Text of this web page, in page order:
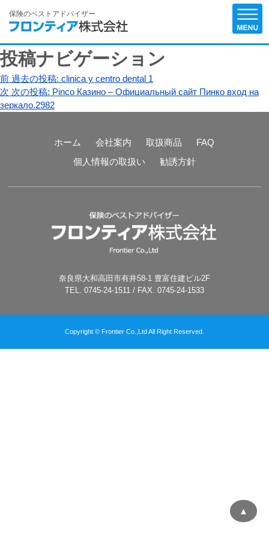
保険のベストアドバイザー
投稿ナビゲーション
前 過去の投稿: clinica y centro dental 1
次 次の投稿: Pinco Казино – Официальный сайт Пинко вход на
зеркало.2982
ホーム 会社案内 取扱商品
FAQ
個人情報の取扱い
勧誘方針
奈良県大和高田市有井58-1 豊富住建ビル2F
TEL. 0745-24-1511 / FAX. 0745-24-1533
Copyright © Frontier Co.,Ltd All Right Reserved.
▲